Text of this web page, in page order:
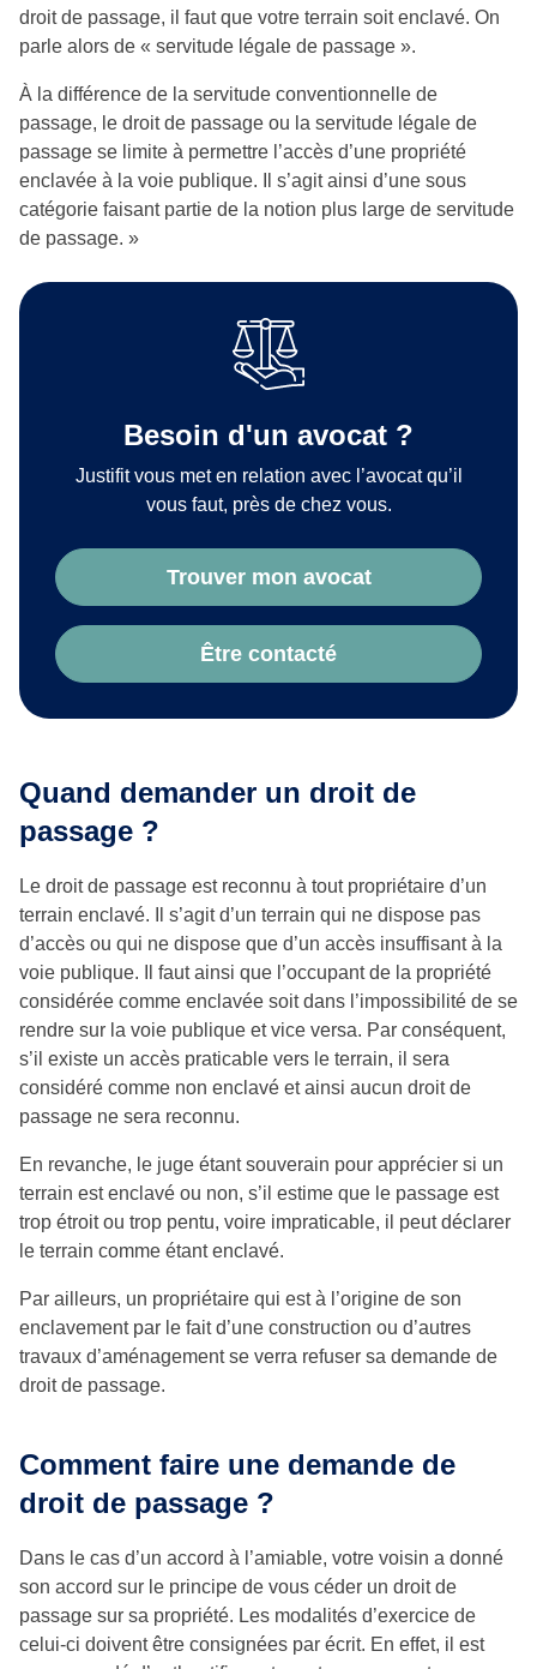
droit de passage, il faut que votre terrain soit enclavé. On
parle alors de « servitude légale de passage ».
À la différence de la servitude conventionnelle de
passage, le droit de passage ou la servitude légale de
passage se limite à permettre l’accès d’une propriété
enclavée à la voie publique. Il s’agit ainsi d’une sous
catégorie faisant partie de la notion plus large de servitude
de passage. »
Besoin d'un avocat ?
Justifit vous met en relation avec l’avocat qu’il
vous faut, près de chez vous.
Trouver mon avocat
Être contacté
Quand demander un droit de
passage ?
Le droit de passage est reconnu à tout propriétaire d’un
terrain enclavé. Il s’agit d’un terrain qui ne dispose pas
d’accès ou qui ne dispose que d’un accès insuffisant à la
voie publique. Il faut ainsi que l’occupant de la propriété
considérée comme enclavée soit dans l’impossibilité de se
rendre sur la voie publique et vice versa. Par conséquent,
s’il existe un accès praticable vers le terrain, il sera
considéré comme non enclavé et ainsi aucun droit de
passage ne sera reconnu.
En revanche, le juge étant souverain pour apprécier si un
terrain est enclavé ou non, s’il estime que le passage est
trop étroit ou trop pentu, voire impraticable, il peut déclarer
le terrain comme étant enclavé.
Par ailleurs, un propriétaire qui est à l’origine de son
enclavement par le fait d’une construction ou d’autres
travaux d’aménagement se verra refuser sa demande de
droit de passage.
Comment faire une demande de
droit de passage ?
Dans le cas d’un accord à l’amiable, votre voisin a donné
son accord sur le principe de vous céder un droit de
passage sur sa propriété. Les modalités d’exercice de
celui-ci doivent être consignées par écrit. En effet, il est